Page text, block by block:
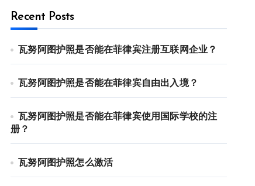
Recent Posts
瓦努阿图护照是否能在菲律宾注册互联网企业？
瓦努阿图护照是否能在菲律宾自由出入境？
瓦努阿图护照是否能在菲律宾使用国际学校的注
册？
瓦努阿图护照怎么激活